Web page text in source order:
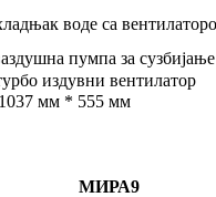
воде са
пумпа за
издувни вентилатор
мм * 555 мм
МИРА9